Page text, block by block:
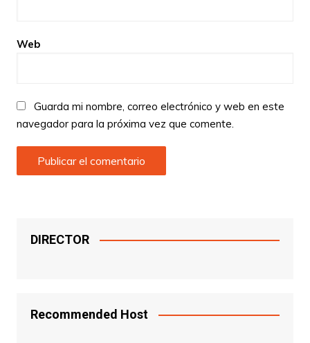
Web
Guarda mi nombre, correo electrónico y web en este
navegador para la próxima vez que comente.
DIRECTOR
Recommended Host